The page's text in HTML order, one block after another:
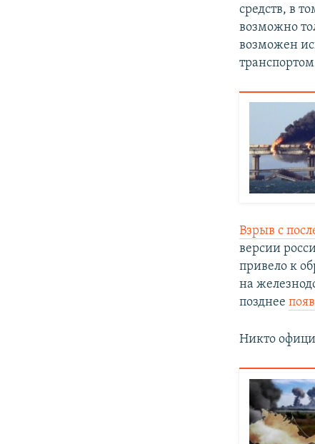
средств, в
возможно
возможен
Взрыв с
версии
привело к
на
позднее
Никто